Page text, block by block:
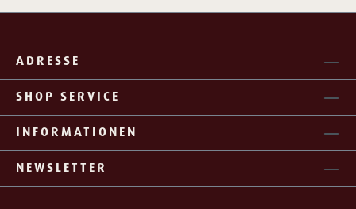
ADRESSE
SHOP SERVICE
INFORMATIONEN
NEWSLETTER